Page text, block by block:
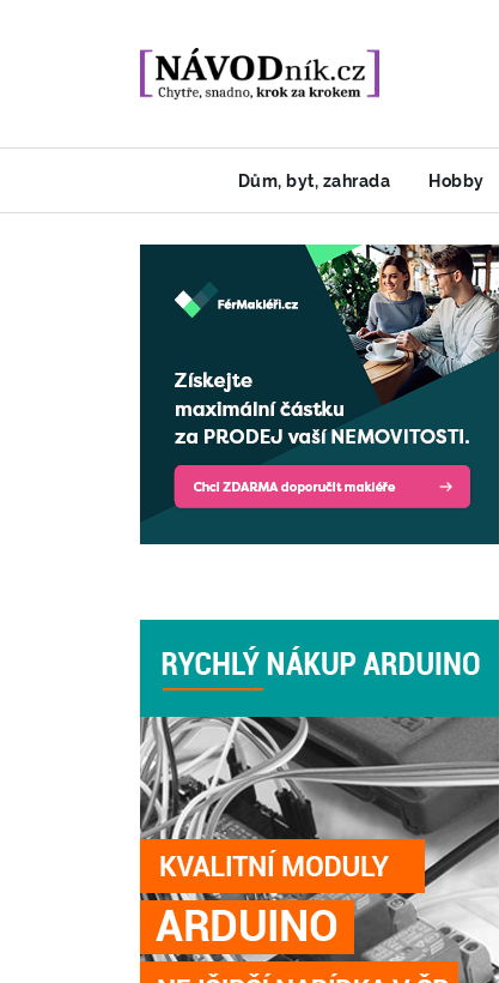
Dům, byt, zahrada Hobby